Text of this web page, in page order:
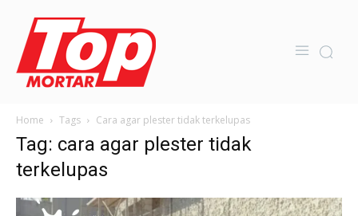
Home Tags Cara agar plester tidak terkelupas
Tag: cara agar plester tidak
terkelupas